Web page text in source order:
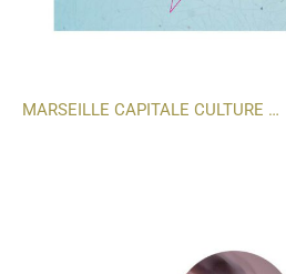
MARSEILLE CAPITALE CULTURE …